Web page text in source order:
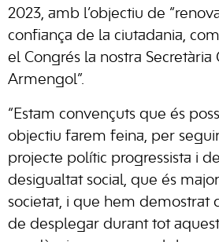
2023, amb l’objectiu de
confiança de la ciutadania,
el Congrés la nostra Secretària
Armengol”.
“Estam convençuts que és
objectiu farem feina, per
projecte polític progressista i
desigualtat social, que és
societat, i que hem demostrat
de desplegar durant tot